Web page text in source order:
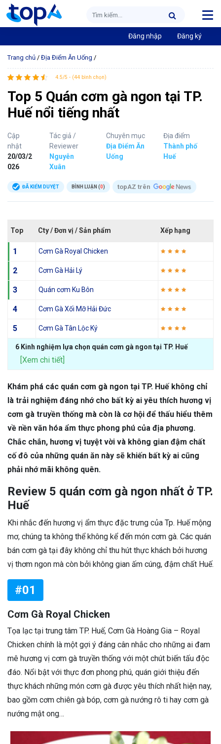
Đăng nhập Đăng ký
Trang chủ / Địa Điểm Ăn Uống /
4.5/5 - (44 bình chọn)
Top 5 Quán cơm gà ngon tại TP.
Huế nổi tiếng nhất
Cập
nhật
20/03/2
026
Tác giả /
Reviewer
Nguyễn
Xuân
Chuyên mục
Địa Điểm Ăn
Uống
Địa điểm
Thành phố
Huế
ĐÃ KIỂM DUYỆT BÌNH LUẬN (0) topAZ trên
Top Cty / Đơn vị / Sản phẩm Xếp hạng
1 Cơm Gà Royal Chicken
2 Cơm Gà Hải Lý
3 Quán cơm Ku Bôn
4 Cơm Gà Xối Mỡ Hải Đức
5 Cơm Gà Tân Lộc Ký
6 Kinh nghiệm lựa chọn quán cơm gà ngon tại TP. Huế
[Xem chi tiết]
Khám phá các quán cơm gà ngon tại TP. Huế không chỉ
là trải nghiệm đáng nhớ cho bất kỳ ai yêu thích hương vị
cơm gà truyền thống mà còn là cơ hội để thấu hiểu thêm
về nền văn hóa ẩm thực phong phú của địa phương.
Chắc chắn, hương vị tuyệt vời và không gian đậm chất
cố đô của những quán ăn này sẽ khiến bất kỳ ai cũng
phải nhớ mãi không quên.
Review 5 quán cơm gà ngon nhất ở TP.
Huế
Khi nhắc đến hương vị ẩm thực đặc trưng của Tp. Huế mộng
mơ, chúng ta không thể không kể đến món cơm gà. Các quán
bán cơm gà tại đây không chỉ thu hút thực khách bởi hương
vị thơm ngon mà còn bởi không gian ấm cúng, đậm chất Huế.
#01
Cơm Gà Royal Chicken
Tọa lạc tại trung tâm TP. Huế, Cơm Gà Hoàng Gia – Royal
Chicken chính là một gợi ý đáng cân nhắc cho những ai đam
mê hương vị cơm gà truyền thống với một chút biến tấu độc
đáo. Nổi bật với thực đơn phong phú, quán giới thiệu đến
thực khách những món cơm gà được yêu thích nhất hiện nay,
bao gồm cơm chiên gà bóp, cơm gà nướng rô ti hay cơm gà
nướng mật ong…